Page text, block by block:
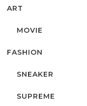
ART
MOVIE
FASHION
SNEAKER
SUPREME